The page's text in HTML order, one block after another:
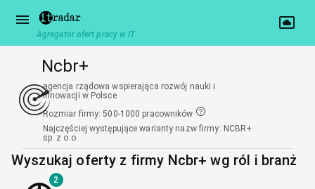
Agregator ofert pracy w IT
Ncbr+
agencja rządowa wspierająca rozwój nauki i
innowacji w Polsce
Rozmiar firmy:500-1000 pracowników
Najczęściej występujące warianty nazw firmy: NCBR+
sp. z o.o.
Wyszukaj oferty z firmy Ncbr+ wg ról i branż
2